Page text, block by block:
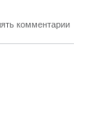
комментарии